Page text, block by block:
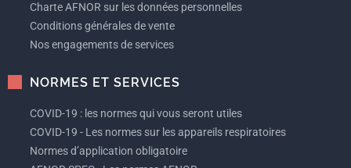
Charte AFNOR sur les données personnelles
Conditions générales de vente
Nos engagements de services
NORMES ET SERVICES
COVID-19 : les normes qui vous seront utiles
COVID-19 - Les normes sur les appareils respiratoires
Normes d’application obligatoire